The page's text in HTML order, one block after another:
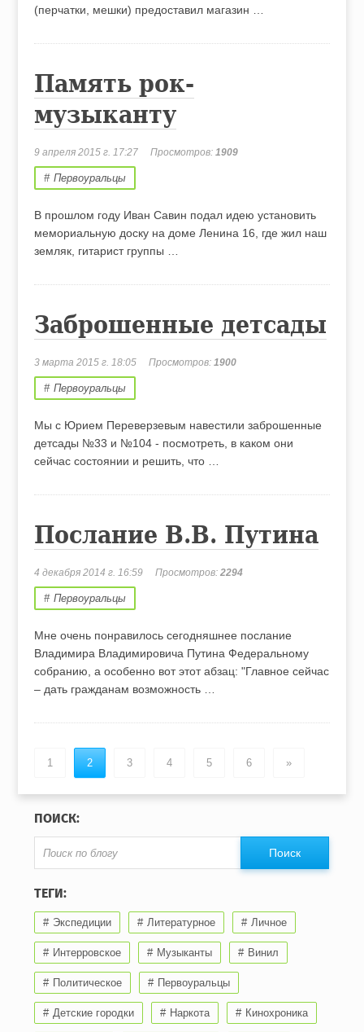
(перчатки, мешки) предоставил магазин …
Память рок-
музыканту
9 апреля 2015 г. 17:27 Просмотров:1909
Первоуральцы
В прошлом году Иван Савин подал идею установить
мемориальную доску на доме Ленина 16, где жил наш
земляк, гитарист группы …
Заброшенные детсады
3 марта 2015 г. 18:05 Просмотров:1900
Первоуральцы
Мы с Юрием Переверзевым навестили заброшенные
детсады №33 и №104 - посмотреть, в каком они
сейчас состоянии и решить, что …
Послание В.В. Путина
4 декабря 2014 г. 16:59 Просмотров:2294
Первоуральцы
Мне очень понравилось сегодняшнее послание
Владимира Владимировича Путина Федеральному
собранию, а особенно вот этот абзац: "Главное сейчас
– дать гражданам возможность …
1 2 3 4 5 6 »
ПОИСК:
ТЕГИ:
Экспедиции Литературное Личное
Интерровское Музыканты Винил
Политическое Первоуральцы
Детские городки Наркота Кинохроника